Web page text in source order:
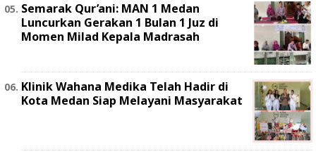
Semarak Qur’ani: MAN 1 Medan
Luncurkan Gerakan 1 Bulan 1 Juz di
Momen Milad Kepala Madrasah
Klinik Wahana Medika Telah Hadir di
Kota Medan Siap Melayani Masyarakat